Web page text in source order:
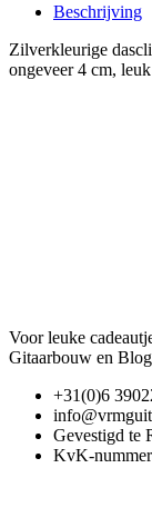
Beschrijving
Zilverkleurige
ongeveer 4 cm,
Voor leuke
Gitaarbouw en
+31(0)6
Gevestigd te
KvK-